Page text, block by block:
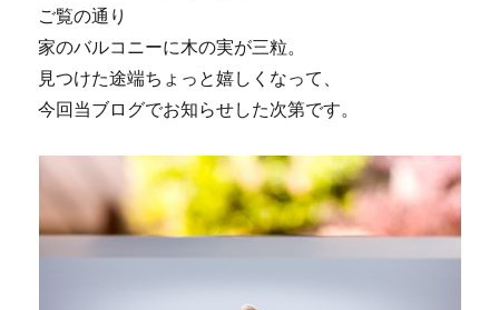
ご覧の通り
家のバルコニーに木の実が三粒。
見つけた途端ちょっと嬉しくなって、
今回当ブログでお知らせした次第です。